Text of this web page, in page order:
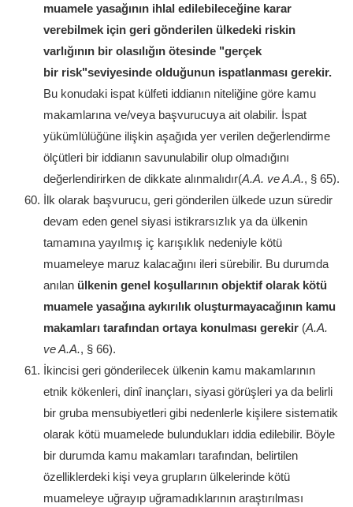
muamele yasağının ihlal edilebileceğine karar
verebilmek için geri gönderilen ülkedeki riskin
varlığının bir olasılığın ötesinde "gerçek
bir risk"seviyesinde olduğunun ispatlanması gerekir.
Bu konudaki ispat külfeti iddianın niteliğine göre kamu
makamlarına ve/veya başvurucuya ait olabilir. İspat
yükümlülüğüne ilişkin aşağıda yer verilen değerlendirme
ölçütleri bir iddianın savunulabilir olup olmadığını
değerlendirirken de dikkate alınmalıdır(A.A. ve A.A., § 65).
İlk olarak başvurucu, geri gönderilen ülkede uzun süredir
devam eden genel siyasi istikrarsızlık ya da ülkenin
tamamına yayılmış iç karışıklık nedeniyle kötü
muameleye maruz kalacağını ileri sürebilir. Bu durumda
anılan ülkenin genel koşullarının objektif olarak kötü
muamele yasağına aykırılık oluşturmayacağının kamu
makamları tarafından ortaya konulması gerekir (A.A.
ve A.A., § 66).
İkincisi geri gönderilecek ülkenin kamu makamlarının
etnik kökenleri, dinî inançları, siyasi görüşleri ya da belirli
bir gruba mensubiyetleri gibi nedenlerle kişilere sistematik
olarak kötü muamelede bulundukları iddia edilebilir. Böyle
bir durumda kamu makamları tarafından, belirtilen
özelliklerdeki kişi veya grupların ülkelerinde kötü
muameleye uğrayıp uğramadıklarının araştırılması